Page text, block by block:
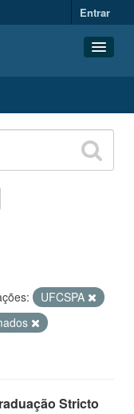
Entrar
UFCSPA
Stricto